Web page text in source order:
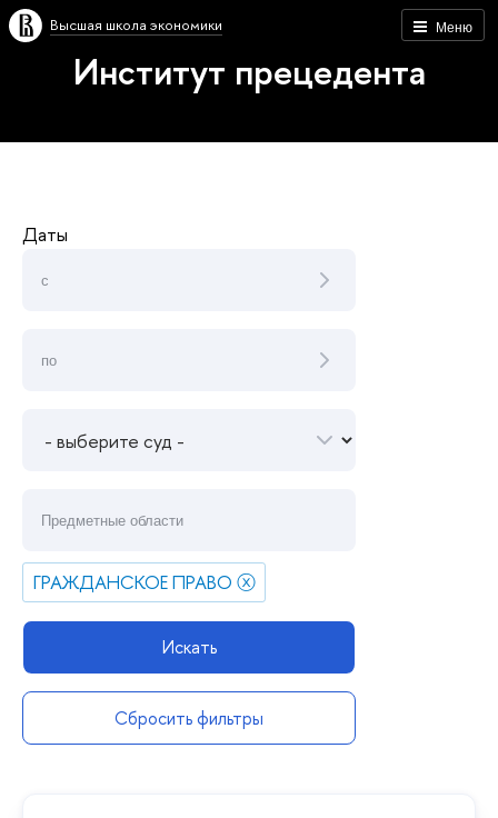
Меню
Высшая школа экономики
Институт прецедента
Даты
ГРАЖДАНСКОЕ ПРАВО ⓧ
Искать
Сбросить фильтры